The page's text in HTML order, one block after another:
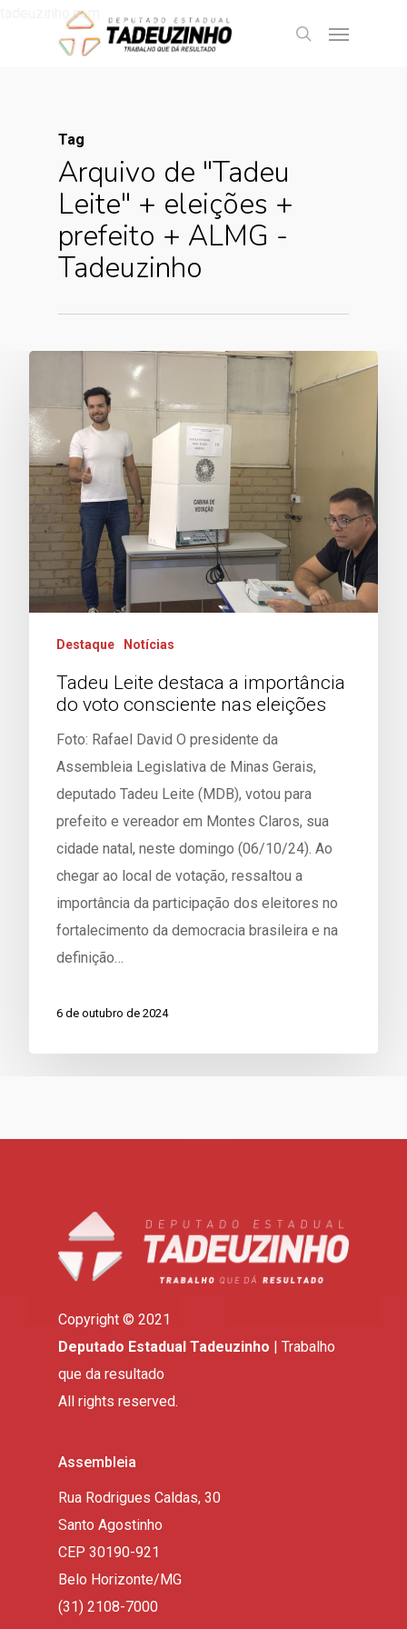
tadeuzinho.com
Tag
Arquivo de "Tadeu
Leite" + eleições +
prefeito + ALMG -
Tadeuzinho
Destaque Notícias
Tadeu Leite destaca a importância
do voto consciente nas eleições
Foto: Rafael David O presidente da
Assembleia Legislativa de Minas Gerais,
deputado Tadeu Leite (MDB), votou para
prefeito e vereador em Montes Claros, sua
cidade natal, neste domingo (06/10/24). Ao
chegar ao local de votação, ressaltou a
importância da participação dos eleitores no
fortalecimento da democracia brasileira e na
definição…
6 de outubro de 2024
Copyright © 2021
Deputado Estadual Tadeuzinho | Trabalho
que da resultado
All rights reserved.
Assembleia
Rua Rodrigues Caldas, 30
Santo Agostinho
CEP 30190-921
Belo Horizonte/MG
(31) 2108-7000